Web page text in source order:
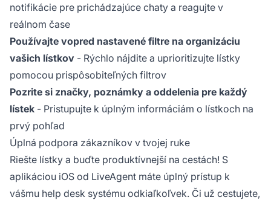
notifikácie pre prichádzajúce chaty a reagujte v
reálnom čase
Používajte vopred nastavené filtre na organizáciu
vašich lístkov - Rýchlo nájdite a uprioritizujte lístky
pomocou prispôsobiteľných filtrov
Pozrite si značky, poznámky a oddelenia pre každý
lístek - Pristupujte k úplným informáciám o lístkoch na
prvý pohľad
Úplná podpora zákazníkov v tvojej ruke
Riešte lístky a buďte produktívnejší na cestách! S
aplikáciou iOS od LiveAgent máte úplný prístup k
vášmu help desk systému odkiaľkoľvek. Či už cestujete,